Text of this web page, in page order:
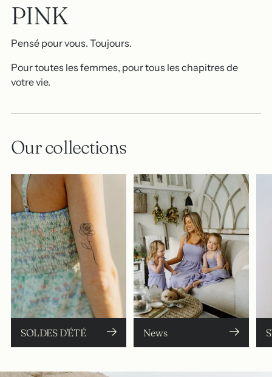
PINK
Pensé pour vous. Toujours.
Pour toutes les femmes, pour tous les chapitres de
votre vie.
Our collections
SOLDES D'ÉTÉ News